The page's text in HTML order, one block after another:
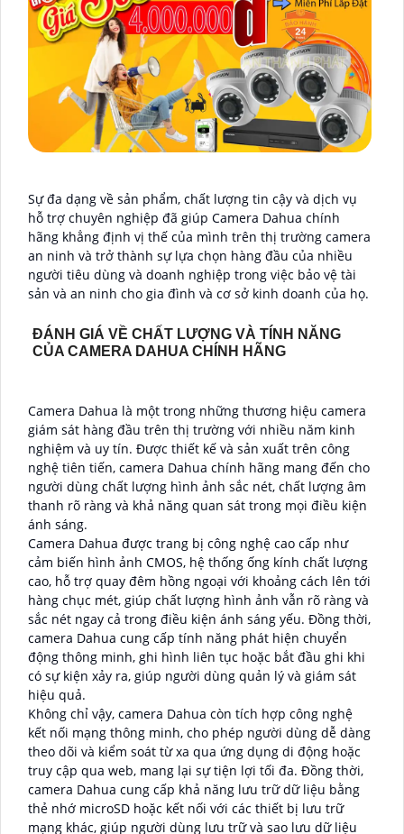
Sự đa dạng về sản phẩm, chất lượng tin cậy và dịch vụ
hỗ trợ chuyên nghiệp đã giúp Camera Dahua chính
hãng khẳng định vị thế của mình trên thị trường camera
an ninh và trở thành sự lựa chọn hàng đầu của nhiều
người tiêu dùng và doanh nghiệp trong việc bảo vệ tài
sản và an ninh cho gia đình và cơ sở kinh doanh của họ.
ĐÁNH GIÁ VỀ CHẤT LƯỢNG VÀ TÍNH NĂNG
CỦA CAMERA DAHUA CHÍNH HÃNG
Camera Dahua là một trong những thương hiệu camera
giám sát hàng đầu trên thị trường với nhiều năm kinh
nghiệm và uy tín. Được thiết kế và sản xuất trên công
nghệ tiên tiến, camera Dahua chính hãng mang đến cho
người dùng chất lượng hình ảnh sắc nét, chất lượng âm
thanh rõ ràng và khả năng quan sát trong mọi điều kiện
ánh sáng.
Camera Dahua được trang bị công nghệ cao cấp như
cảm biến hình ảnh CMOS, hệ thống ống kính chất lượng
cao, hỗ trợ quay đêm hồng ngoại với khoảng cách lên tới
hàng chục mét, giúp chất lượng hình ảnh vẫn rõ ràng và
sắc nét ngay cả trong điều kiện ánh sáng yếu. Đồng thời,
camera Dahua cung cấp tính năng phát hiện chuyển
động thông minh, ghi hình liên tục hoặc bắt đầu ghi khi
có sự kiện xảy ra, giúp người dùng quản lý và giám sát
hiệu quả.
Không chỉ vậy, camera Dahua còn tích hợp công nghệ
kết nối mạng thông minh, cho phép người dùng dễ dàng
theo dõi và kiểm soát từ xa qua ứng dụng di động hoặc
truy cập qua web, mang lại sự tiện lợi tối đa. Đồng thời,
camera Dahua cung cấp khả năng lưu trữ dữ liệu bằng
thẻ nhớ microSD hoặc kết nối với các thiết bị lưu trữ
mạng khác, giúp người dùng lưu trữ và sao lưu dữ liệu